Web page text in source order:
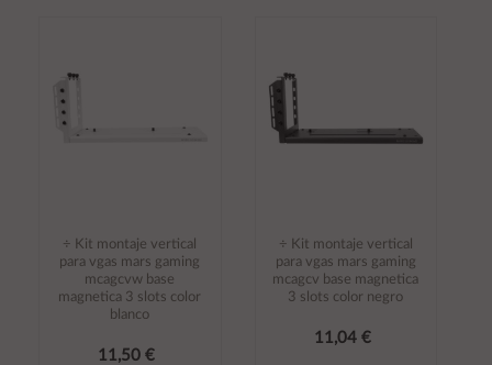
÷ Kit montaje vertical
para vgas mars gaming
mcagcvw base
magnetica 3 slots color
blanco
11,50 €
÷ Kit montaje vertical
para vgas mars gaming
mcagcv base magnetica
3 slots color negro
11,04 €